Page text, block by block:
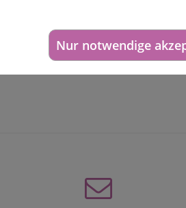
Nur notwendige
danken für seinen
geht.